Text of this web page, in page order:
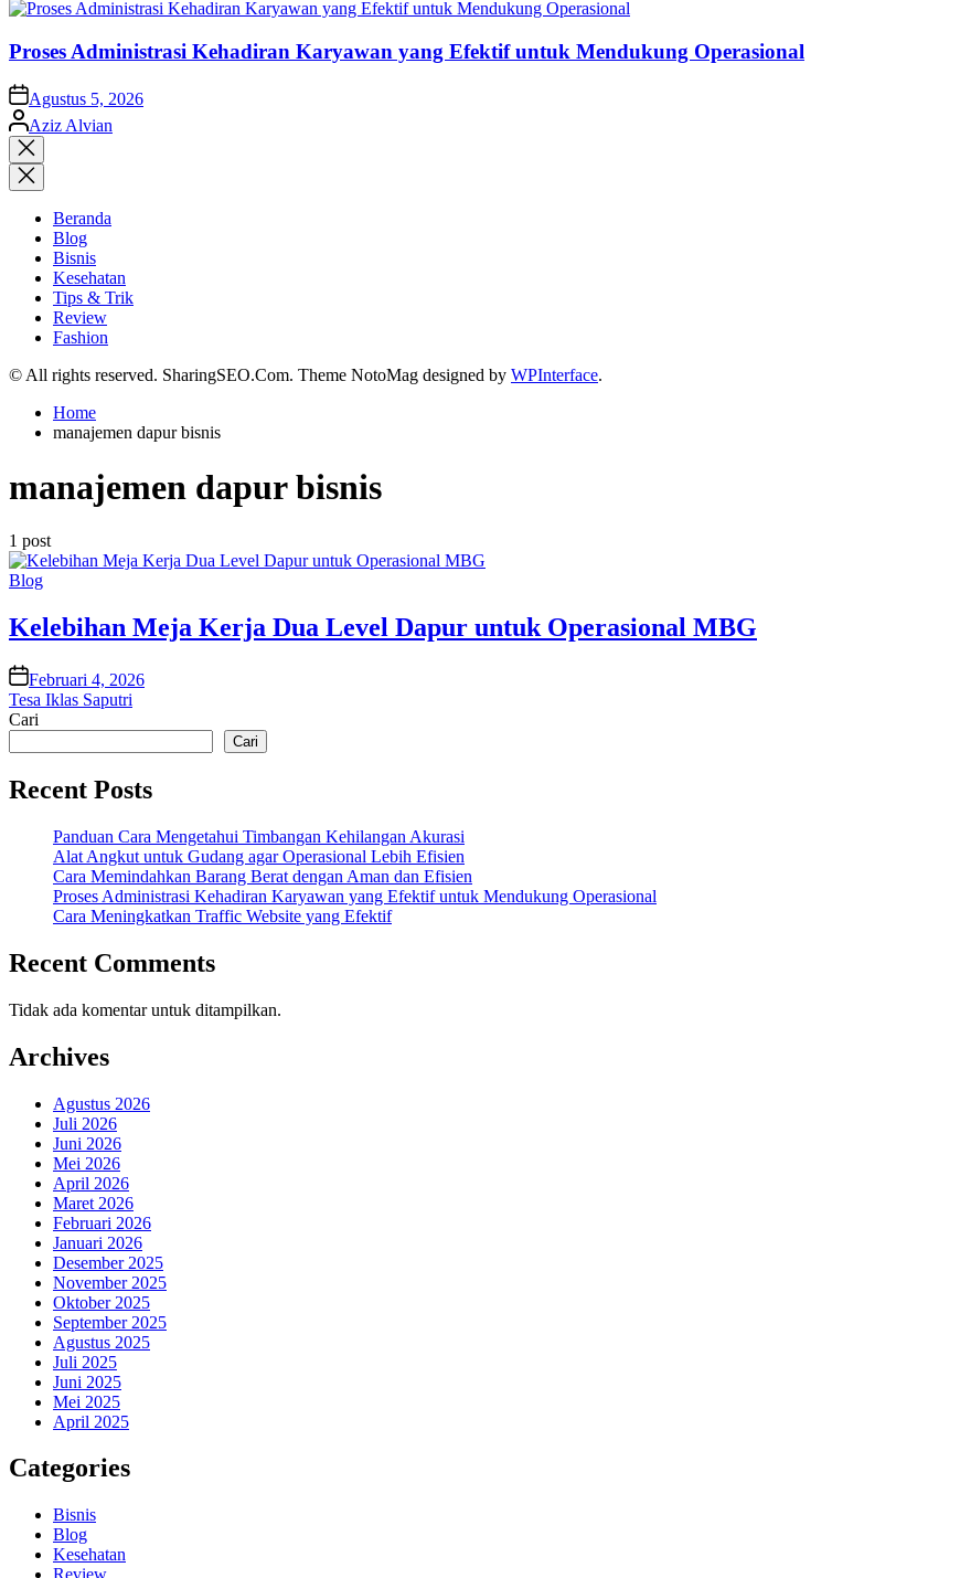
Proses Administrasi Kehadiran Karyawan yang Efektif untuk Mendukung Operasional
on Agustus 5, 2026
Posted
by
Aziz Alvian
Close
search
Beranda
Blog
Bisnis
Kesehatan
Tips & Trik
Review
Fashion
© All rights reserved. SharingSEO.Com. Theme NotoMag designed by WPInterface.
Home
manajemen dapur bisnis
manajemen dapur bisnis
1 post
Posted
Blog
Kelebihan Meja Kerja Dua Level Dapur untuk Operasional MBG
onFebruari 4, 2026
Tesa Iklas Saputri
Cari
Cari
Recent Posts
Panduan Cara Mengetahui Timbangan Kehilangan Akurasi
Alat Angkut untuk Gudang agar Operasional Lebih Efisien
Cara Memindahkan Barang Berat dengan Aman dan Efisien
Proses Administrasi Kehadiran Karyawan yang Efektif untuk Mendukung Operasional
Cara Meningkatkan Traffic Website yang Efektif
Recent Comments
Tidak ada komentar untuk ditampilkan.
Archives
Agustus 2026
Juli 2026
Juni 2026
Mei 2026
April 2026
Maret 2026
Februari 2026
Januari 2026
Desember 2025
November 2025
Oktober 2025
September 2025
Agustus 2025
Juli 2025
Juni 2025
Mei 2025
April 2025
Categories
Bisnis
Blog
Kesehatan